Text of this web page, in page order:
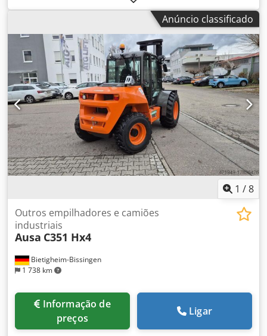
Avjf Hoa Sistema hidráulico Tração integral Transmissão
hidrostática Pronto para uso Defeitos estéticos, consultar
as imagens Preferência por revendedores ou exportação
Salvo erros e omissões As imagens/descrição podem
diferir
Anúncio classificado
1 /8
Bietigheim-Bissingen
1 738 km
Outros empilhadores e camiões
industriais
Ausa C351 Hx4
preços
Ligar